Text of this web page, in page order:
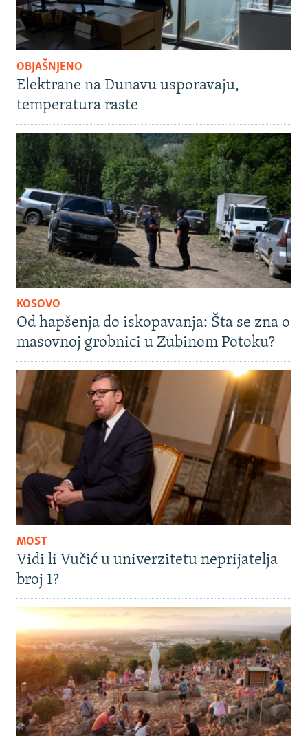
OBJAŠNJENO
Elektrane na Dunavu usporavaju,
temperatura raste
KOSOVO
Od hapšenja do iskopavanja: Šta se zna o
masovnoj grobnici u Zubinom Potoku?
MOST
Vidi li Vučić u univerzitetu neprijatelja
broj 1?